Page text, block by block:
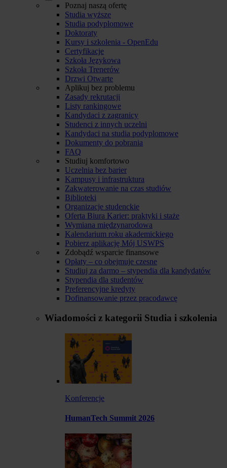
Poznaj naszą ofertę
Studia wyższe
Studia podyplomowe
Doktoraty
Kursy i szkolenia - OpenEdu
Certyfikacje
Szkoła Językowa
Szkoła Trenerów
Drzwi Otwarte
Aplikuj bez problemu
Zasady rekrutacji
Listy rankingowe
Kandydaci z zagranicy
Studenci z innych uczelni
Kandydaci na studia podyplomowe
Dokumenty do pobrania
FAQ
Studiuj komfortowo
Uczelnia bez barier
Kampusy i infrastruktura
Zakwaterowanie na czas studiów
Biblioteki
Organizacje studenckie
Oferta Biura Karier: praktyki i staże
Wymiana międzynarodowa
Kalendarium roku akademickiego
Pobierz aplikację Mój USWPS
Zdobądź wsparcie finansowe
Opłaty – co obejmuje czesne
Studiuj za darmo – stypendia dla kandydatów
Stypendia dla studentów
Preferencyjne kredyty
Dofinansowanie przez pracodawcę
Wiadomości z kategorii Studia i szkolenia
Konferencje
HumanTech Summit 2026